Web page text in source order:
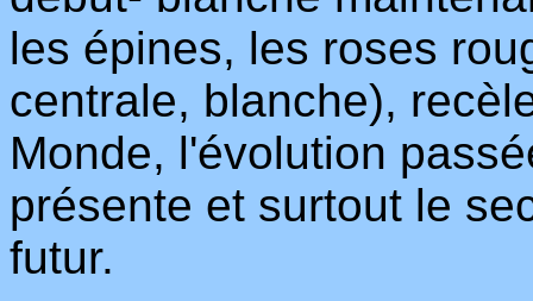
les épines, les roses
centrale, blanche),
Monde, l'évolution
présente et surtout le
futur.